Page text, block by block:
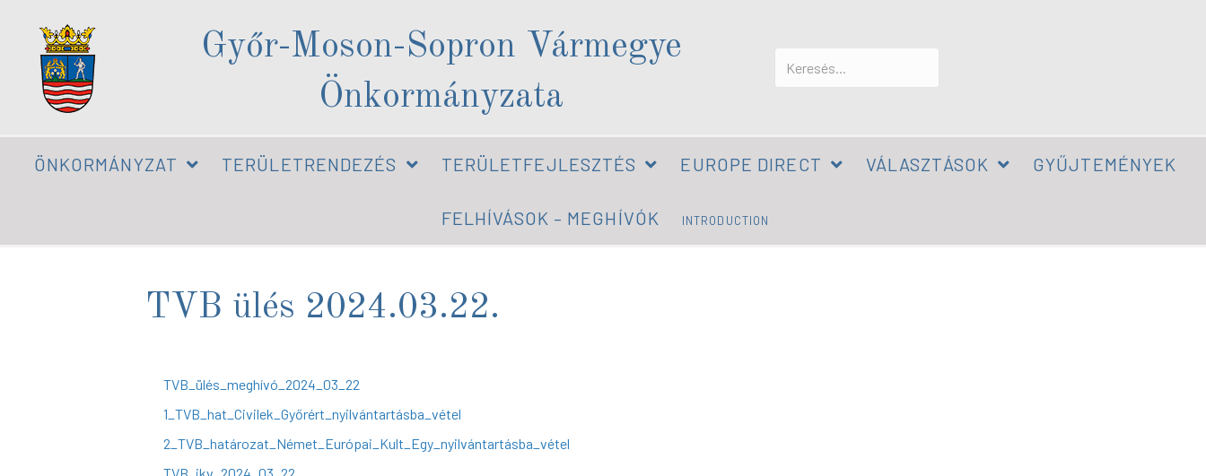
Győr-Moson-Sopron Vármegye
Önkormányzata
ÖNKORMÁNYZAT TERÜLETRENDEZÉS TERÜLETFEJLESZTÉS EUROPE DIRECT VÁLASZTÁSOK GYŰJTEMÉNYEK
FELHÍVÁSOK – MEGHÍVÓK INTRODUCTION
TVB ülés 2024.03.22.
TVB_ülés_meghívó_2024_03_22
1_TVB_hat_Civilek_Győrért_nyilvántartásba_vétel
2_TVB_határozat_Német_Európai_Kult_Egy_nyilvántartásba_vétel